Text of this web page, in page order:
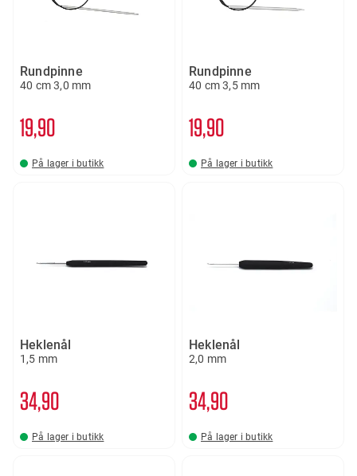
Rundpinne
40 cm 3,0 mm
19 90
På lager i butikk
Rundpinne
40 cm 3,5 mm
19 90
På lager i butikk
Heklenål
1,5 mm
3490
På lager i butikk
Heklenål
2,0 mm
3490
På lager i butikk